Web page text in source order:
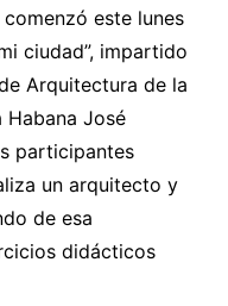
comenzó este lunes
ciudad”, impartido
Arquitectura de la
Habana José
participantes
un arquitecto y
de esa
didácticos